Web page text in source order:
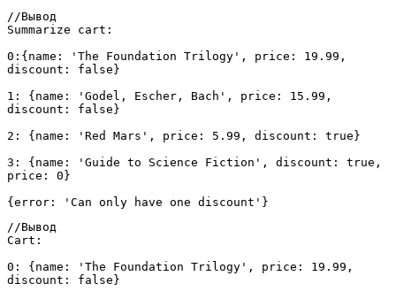
//Вывод
Summarize cart:
0:{name: 'The Foundation Trilogy', price: 19.99,
discount: false}
1: {name: 'Godel, Escher, Bach', price: 15.99,
discount: false}
2: {name: 'Red Mars', price: 5.99, discount: true}
3: {name: 'Guide to Science Fiction', discount: true,
price: 0}
{error: 'Can only have one discount'}
//Вывод
Cart:
0: {name: 'The Foundation Trilogy', price: 19.99,
discount: false}